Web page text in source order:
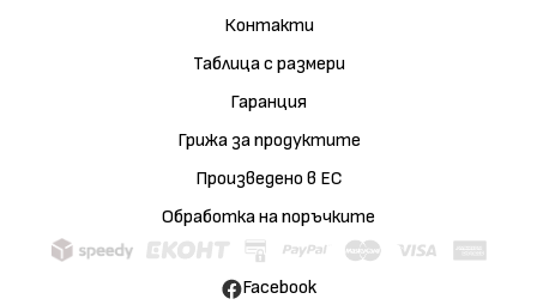
Контакти
Таблица с размери
Гаранция
Грижа за продуктите
Произведено в ЕС
Обработка на поръчките
Facebook